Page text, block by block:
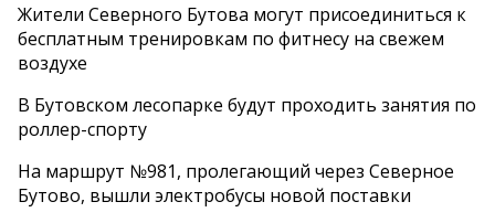
Жители Северного Бутова могут присоединиться к
бесплатным тренировкам по фитнесу на свежем
воздухе
В Бутовском лесопарке будут проходить занятия по
роллер-спорту
На маршрут №981, пролегающий через Северное
Бутово, вышли электробусы новой поставки